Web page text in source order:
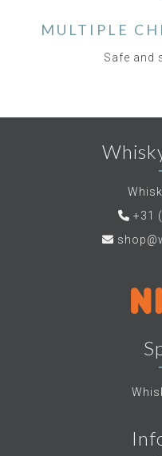
MULTIPLE
Safe and
+31